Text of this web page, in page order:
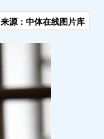
来源：中体在线图片库